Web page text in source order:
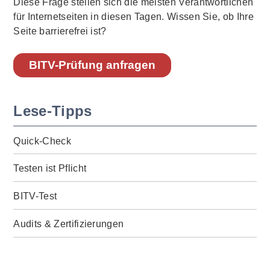
für Internetseiten in diesen Tagen. Wissen Sie, ob Ihre
Seite barrierefrei ist?
BITV-Prüfung anfragen
Lese-Tipps
Quick-Check
Testen ist Pflicht
BITV-Test
Audits & Zertifizierungen